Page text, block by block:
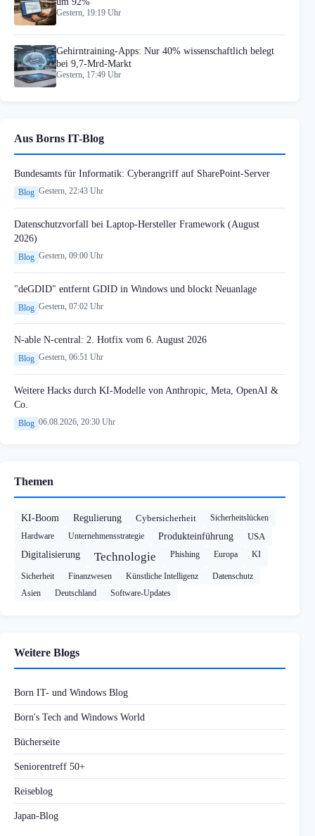
Gestern, 19:19 Uhr
Gehirntraining-Apps: Nur 40% wissenschaftlich belegt
bei 9,7-Mrd-Markt
Gestern, 17:49 Uhr
Aus Borns IT-Blog
Bundesamts für Informatik: Cyberangriff auf SharePoint-Server
Blog Gestern, 22:43 Uhr
Datenschutzvorfall bei Laptop-Hersteller Framework (August
2026)
Blog Gestern, 09:00 Uhr
"deGDID" entfernt GDID in Windows und blockt Neuanlage
Blog Gestern, 07:02 Uhr
N-able N-central: 2. Hotfix vom 6. August 2026
Blog Gestern, 06:51 Uhr
Weitere Hacks durch KI-Modelle von Anthropic, Meta, OpenAI &
Co.
Blog 06.08.2026, 20:30 Uhr
Themen
KI-Boom Regulierung Cybersicherheit
Sicherheitslücken
Hardware
Unternehmensstrategie Produkteinführung
USA
Digitalisierung
Technologie Phishing Europa KI
Sicherheit Finanzwesen Künstliche Intelligenz
Datenschutz
Asien
Deutschland Software-Updates
Weitere Blogs
Born IT- und Windows Blog
Born's Tech and Windows World
Bücherseite
Seniorentreff 50+
Reiseblog
Japan-Blog